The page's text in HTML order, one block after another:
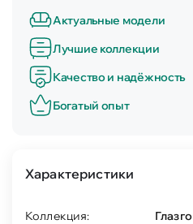
Актуальные модели
Лучшие коллекции
Качество и надёжность
Богатый опыт
Характеристики
Коллекция:
Глазго